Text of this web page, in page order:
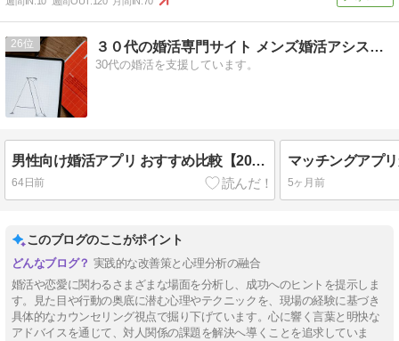
26 ３０代の婚活専門サイト メンズ婚活アシスト for 30’s
30代の婚活を支援しています。
男性向け婚活アプリ おすすめ比較【2026年最新】
64日前 5ヶ月前
このブログのここがポイント
実践的な改善策と心理分析の融合
婚活や恋愛に関わるさまざまな場面を分析し、成功へのヒントを提示しま
す。見た目や行動の奥底に潜む心理やテクニックを、現場の経験に基づき
具体的なカウンセリング視点で掘り下げています。心に響く言葉と明快な
アドバイスを通じて、対人関係の課題を解決へ導くことを追求していま